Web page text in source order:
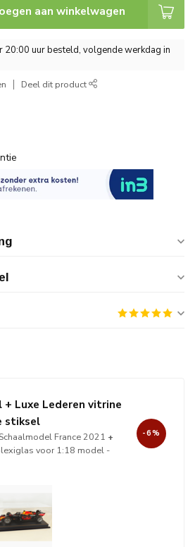
aan winkelwagen
20:00 uur besteld, volgende werkdag in
Deel dit product
+ Luxe Lederen vitrine
stiksel
France 2021 +
voor 1:18 model -
-6%